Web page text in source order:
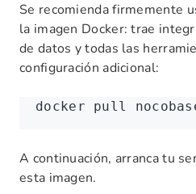
Se recomienda firmemente
la imagen Docker: trae
de datos y todas las
configuración adicional:
docker pull
A continuación, arranca tu
esta imagen.